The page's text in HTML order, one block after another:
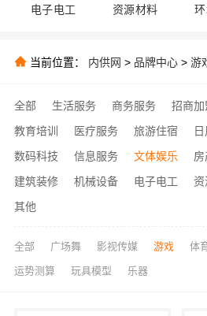
电子电工 资源材料
当前位置： 内供网 > 品牌中心 > 游
全部 生活服务 商务服务 招商加
教育培训
医疗服务 旅游住宿
数码科技
信息服务 文体娱乐
建筑装修
机械设备 电子电工 资
其他
全部 广场舞 影视传媒 游戏 体
运势测算 玩具模型 乐器